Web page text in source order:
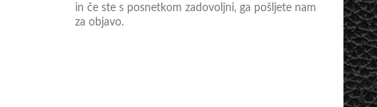
in če ste s posnetkom zadovoljni, ga pošljete nam
za objavo.